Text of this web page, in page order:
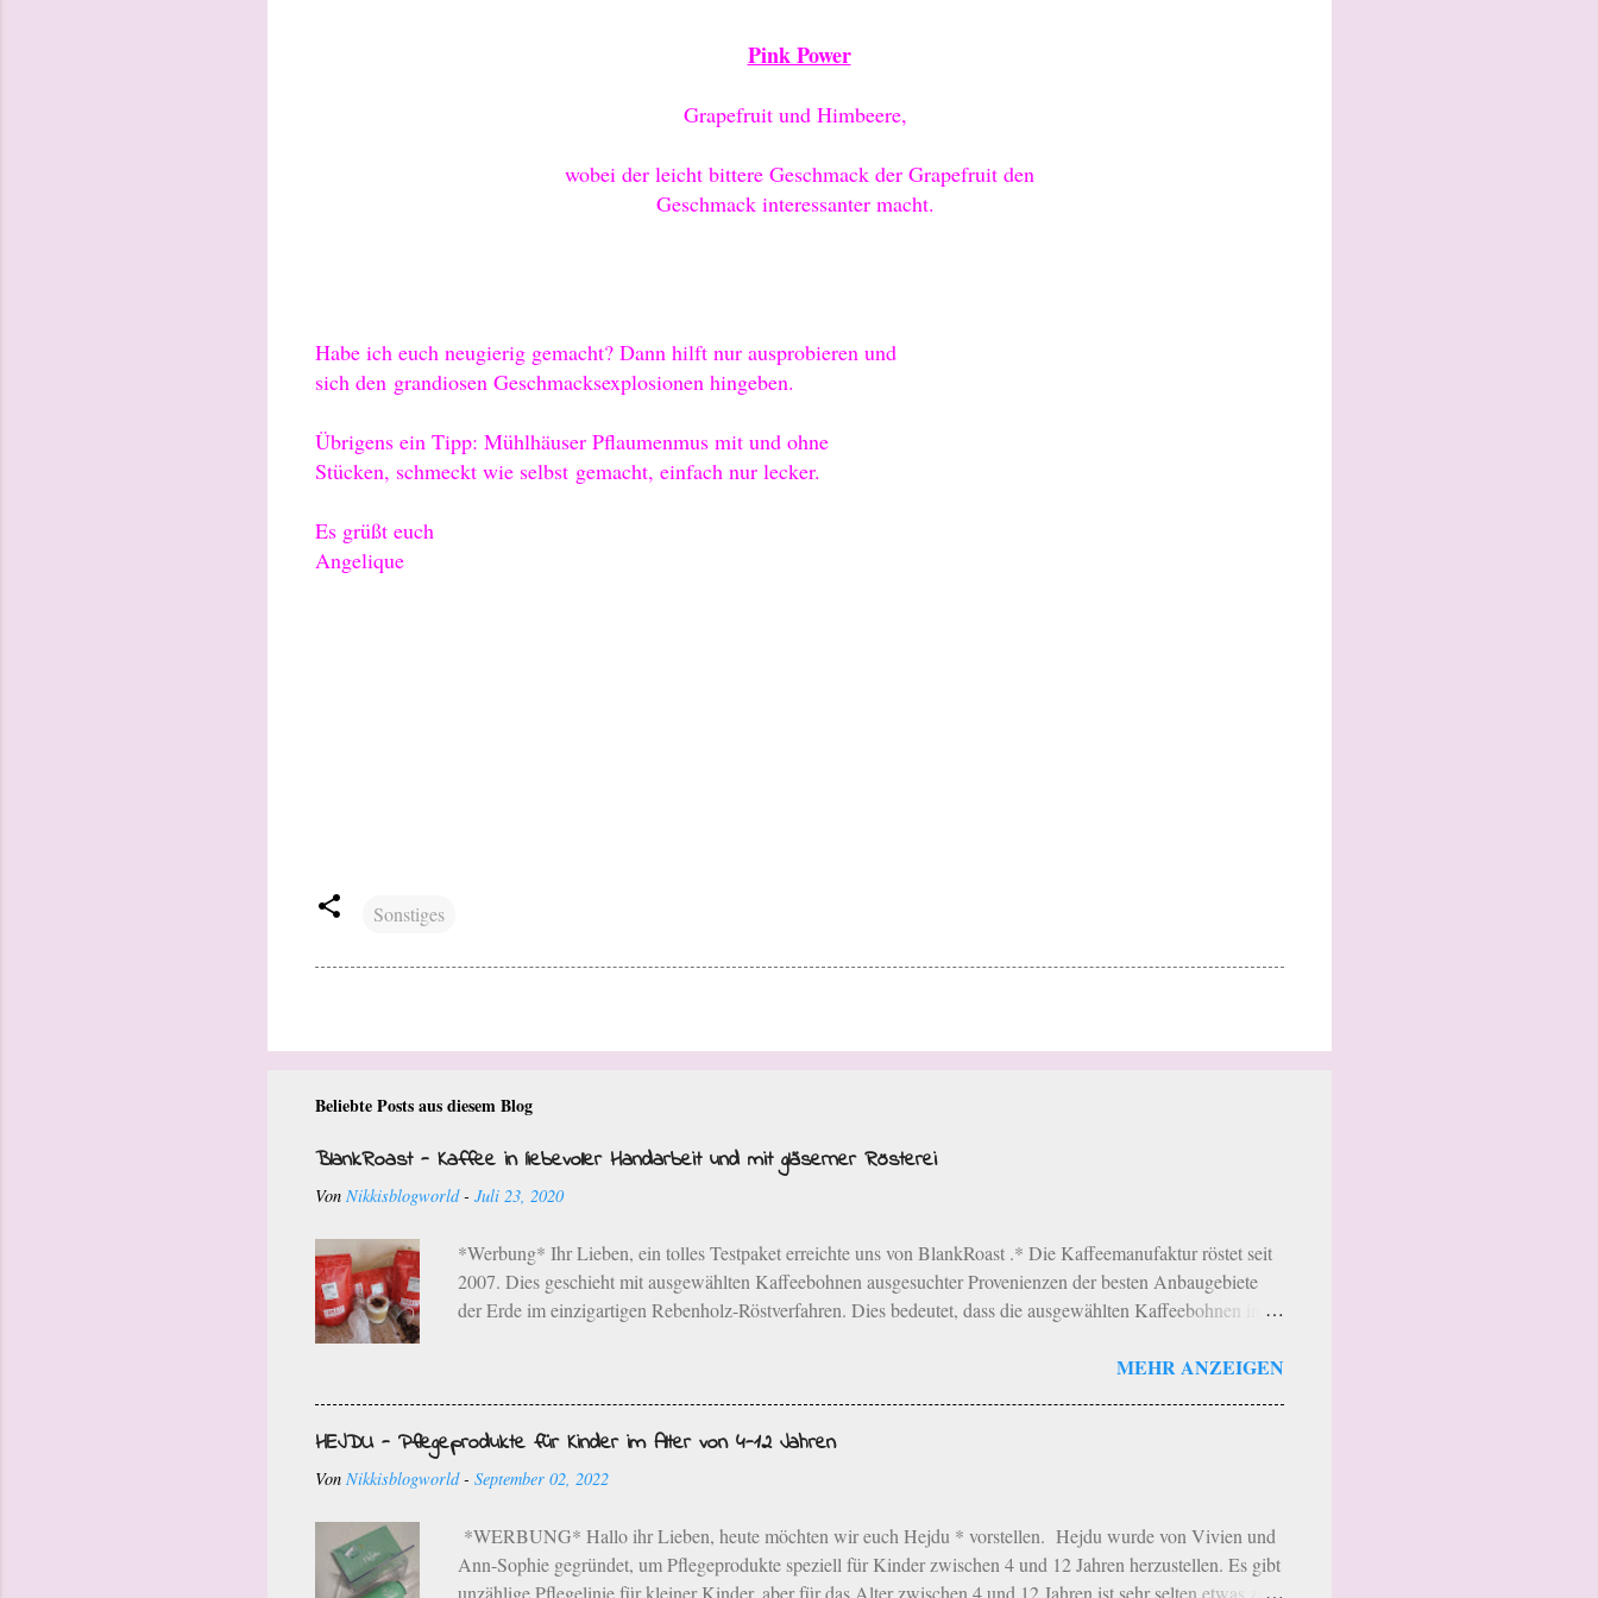
Pink Power
Grapefruit und Himbeere,
wobei der leicht bittere Geschmack der Grapefruit den
Geschmack interessanter macht.
Habe ich euch neugierig gemacht? Dann hilft nur ausprobieren und
sich den grandiosen Geschmacksexplosionen hingeben.
Übrigens ein Tipp: Mühlhäuser Pflaumenmus mit und ohne
Stücken, schmeckt wie selbst gemacht, einfach nur lecker.
Es grüßt euch
Angelique
Sonstiges
Beliebte Posts aus diesem Blog
BlankRoast - Kaffee in liebevoller Handarbeit und mit gläserner Rösterei
Von Nikkisblogworld - Juli 23, 2020
*Werbung* Ihr Lieben, ein tolles Testpaket erreichte uns von BlankRoast .* Die Kaffeemanufaktur röstet seit
2007. Dies geschieht mit ausgewählten Kaffeebohnen ausgesuchter Provenienzen der besten Anbaugebiete
der Erde im einzigartigen Rebenholz-Röstverfahren. Dies bedeutet, dass die ausgewählten Kaffeebohnen in
Die Kaffeemanufaktur hat ihren Sitz in Neustadt an der Weinstraße. Die typischen Aromen der jeweiligen
Besonderheit, die ich wirklich super interessant finde. Und zwar die „gläserne Rösterei“. Das heißt wer in
Neustadt an der Weinstraße vorbeischaut, kann sich ganz genau über die Herstellung der Kaffees informieren
MEHR ANZEIGEN
HEJDU - Pflegeprodukte für Kinder im Alter von 4-12 Jahren
Von Nikkisblogworld - September 02, 2022
*WERBUNG* Hallo ihr Lieben, heute möchten wir euch Hejdu * vorstellen. Hejdu wurde von Vivien und
Ann-Sophie gegründet, um Pflegeprodukte speziell für Kinder zwischen 4 und 12 Jahren herzustellen. Es gibt
unzählige Pflegelinie für kleiner Kinder, aber für das Alter zwischen 4 und 12 Jahren ist sehr selten etwas zu